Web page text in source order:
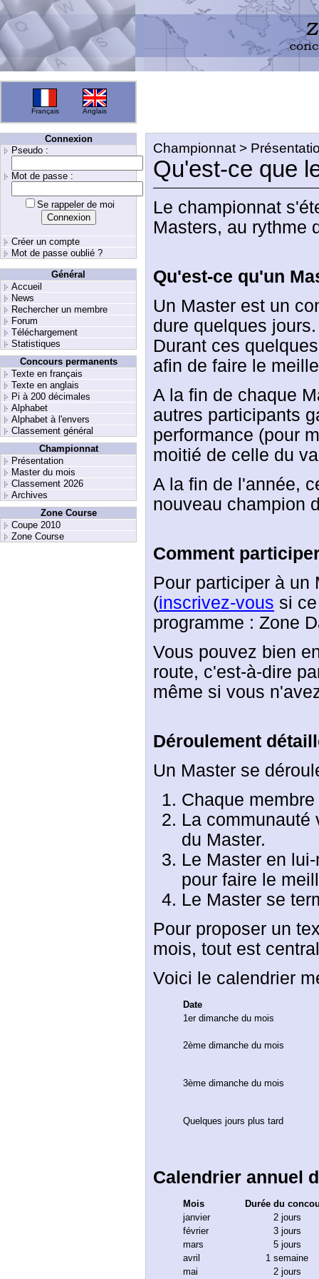
Français Anglais
Connexion
Pseudo :
Mot de passe :
Se rappeler de moi
Créer un compte
Mot de passe oublié ?
Général
Accueil
News
Rechercher un membre
Forum
Téléchargement
Statistiques
Concours permanents
Texte en français
Texte en anglais
Pi à 200 décimales
Alphabet
Alphabet à l'envers
Classement général
Championnat
Présentation
Master du mois
Classement 2026
Archives
Zone Course
Coupe 2010
Zone Course
Championnat >
Qu'est-ce que
Le championnat
Masters, au rythme
Qu'est-ce qu'un
Un Master est un
dure quelques jours.
Durant ces
afin de faire le
A la fin de chaque
autres participants
performance (pour
moitié de celle du
A la fin de l'année,
nouveau champion
Comment
Pour participer à un
(inscrivez-vous si
programme : Zone
Vous pouvez bien
route, c'est-à-dire
même si vous
Déroulement
Un Master se
Chaque
La communauté
du Master.
Le Master en
pour faire le
Le Master se
Pour proposer un
mois, tout est
Voici le calendrier
Date
1er dimanche du mois
2ème dimanche du mois
3ème dimanche du mois
Quelques jours plus tard
Calendrier annuel
Mois
Durée du
janvier
2 jours
février
3 jours
mars
5 jours
avril
1 semaine
mai
2 jours